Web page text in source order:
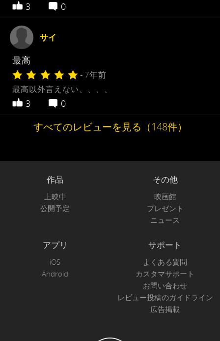
3 0
サイ
最高
- 7年前
最高以外言えない、、、、
3 0
すべてのレビューを見る（148件）
作品
上映中
公開予定
その他
映画館
プレゼント
ニュース
アプリ
iOS
Android
サポート
よくある質問
カスタマサポート
お問い合わせ
レビュー投稿のガイドライン
広告掲載